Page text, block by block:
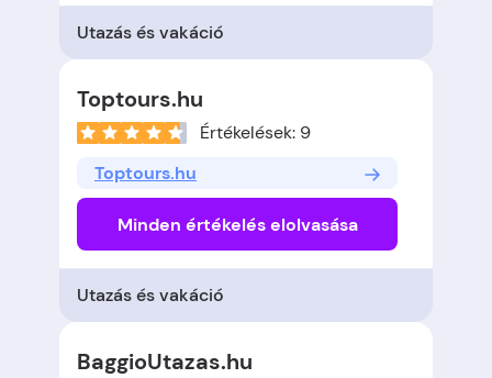
Utazás és vakáció
Toptours.hu
Értékelések: 9
Toptours.hu
Minden értékelés elolvasása
Utazás és vakáció
BaggioUtazas.hu